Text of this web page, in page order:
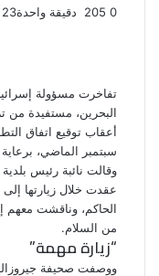
23 ديسمبر، 2020 0
دقيقة واحدة
ب
و
ك
تك
إ
m
lر
تفاخرت مسؤولة
البحرين، مستفيدة من
أعقاب توقيع اتفاق
سبتمبر الماضي، برعاية
وقالت نائبة رئيس
عقدت خلال زيارتها
الحاكم، وناقشت معهم
من السلام.
“زيارة مهمة”
ووصفت صحيفة